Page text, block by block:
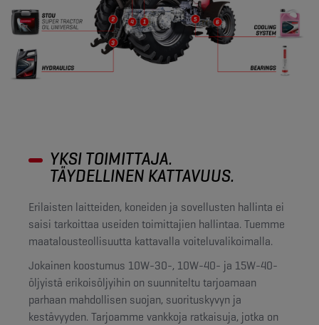
YKSI TOIMITTAJA.
TÄYDELLINEN KATTAVUUS.
Erilaisten laitteiden, koneiden ja sovellusten hallinta ei
saisi tarkoittaa useiden toimittajien hallintaa. Tuemme
maatalousteollisuutta kattavalla voiteluvalikoimalla.
Jokainen koostumus 10W-30-, 10W-40- ja 15W-40-
öljyistä erikoisöljyihin on suunniteltu tarjoamaan
parhaan mahdollisen suojan, suorituskyvyn ja
kestävyyden. Tarjoamme vankkoja ratkaisuja, jotka on